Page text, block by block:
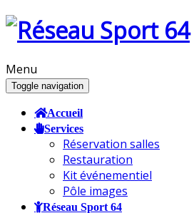
Menu
Toggle navigation
Accueil
Services
Réservation salles
Restauration
Kit événementiel
Pôle images
Réseau Sport 64